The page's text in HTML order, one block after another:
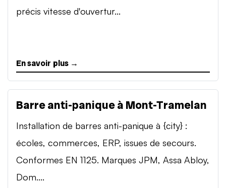
précis vitesse d'ouvertur...
En savoir plus →
Barre anti-panique à Mont-Tramelan
Installation de barres anti-panique à {city} :
écoles, commerces, ERP, issues de secours.
Conformes EN 1125. Marques JPM, Assa Abloy,
Dom....